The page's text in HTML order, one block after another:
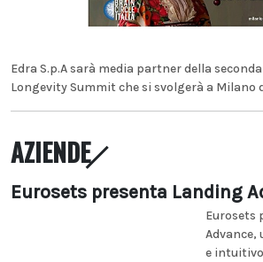
Edra S.p.A sarà media partner della
Longevity Summit che si svolgerà a Milano
AZIENDE
Eurosets presenta Landing
Eurosets
Advance,
e